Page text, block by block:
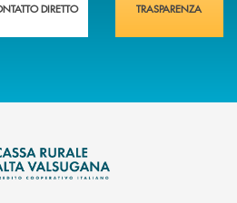
DIRETTO TRASPARENZA